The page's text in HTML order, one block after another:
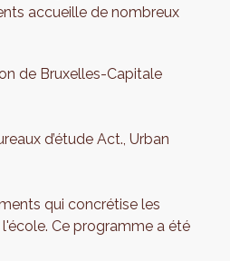
accueille de nombreux
de Bruxelles-Capitale
d’étude Act., Urban
qui concrétise les
Ce programme a été